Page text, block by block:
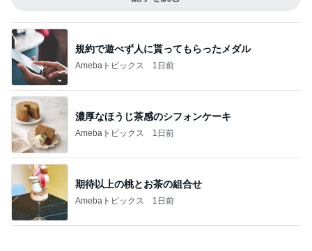
規約で遊べず人に貰ってもらったメダル
Amebaトピックス 1日前
濃厚なほうじ茶感のシフォンケーキ
Amebaトピックス 1日前
期待以上の桃とお茶の組合せ
Amebaトピックス 1日前